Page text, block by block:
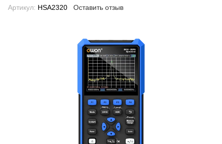
Артикул: HSA2320 Оставить отзыв